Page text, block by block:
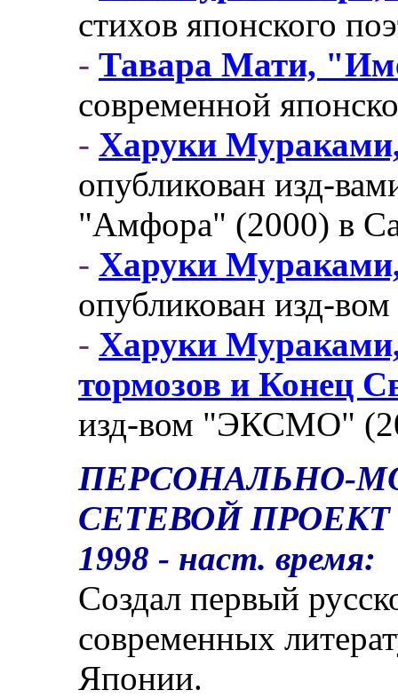
стихов японского
- Тавара Мати,
современной
- Харуки
опубликован изд-
"Амфора" (2000) в
- Харуки
опубликован изд-
- Харуки
тормозов и Конец
изд-вом "ЭКСМО"
ПЕРСОНАЛЬНО-
СЕТЕВОЙ
1998 - наст. время:
Создал первый
современных
Японии.